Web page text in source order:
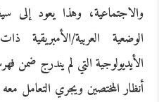
والاجتماعية، وهذا يعود إلى
الوضعية العربية/الأمبريقية
الأيديولوجية التي لم يندرج ضمن
أنظار المختصين ويجري التعامل